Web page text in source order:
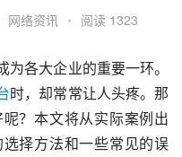
网络资讯 • 阅读 1323
为各大企业的重要一环。
时，却常常让人头疼。那
？本文将从实际案例出
择方法和一些常见的误